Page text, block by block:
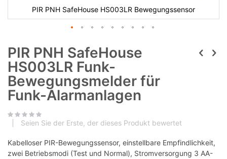
PIR PNH SafeHouse HS003LR Bewegungssensor
PIR PNH SafeHouse
HS003LR Funk-
Bewegungsmelder für
Funk-Alarmanlagen
Seien Sie der Erste, der dieses Produkt bewertet
Kabelloser PIR-Bewegungssensor, einstellbare Empfindlichkeit,
zwei Betriebsmodi (Test und Normal), Stromversorgung 3 AA-